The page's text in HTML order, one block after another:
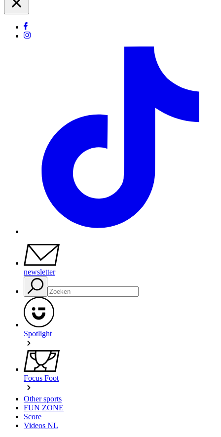
newsletter
Spotlight
Focus Foot
Other sports
FUN ZONE
Score
Videos NL